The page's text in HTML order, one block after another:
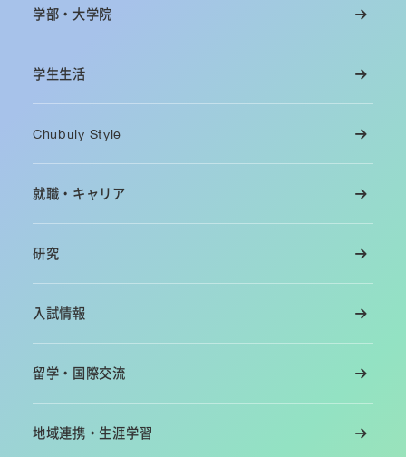
学部・大学院
学生生活
Chubuly Style
就職・キャリア
研究
入試情報
留学・国際交流
地域連携・生涯学習